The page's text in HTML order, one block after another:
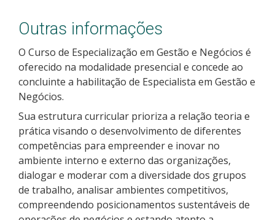
Outras informações
O Curso de Especialização em Gestão e Negócios é
oferecido na modalidade presencial e concede ao
concluinte a habilitação de Especialista em Gestão e
Negócios.
Sua estrutura curricular prioriza a relação teoria e
prática visando o desenvolvimento de diferentes
competências para empreender e inovar no
ambiente interno e externo das organizações,
dialogar e moderar com a diversidade dos grupos
de trabalho, analisar ambientes competitivos,
compreendendo posicionamentos sustentáveis de